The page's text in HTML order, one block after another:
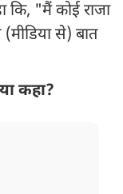
कि, "मैं कोई राजा
से) बात
कहा?